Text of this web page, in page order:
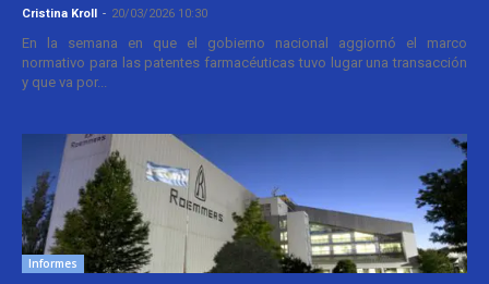
Cristina Kroll - 20/03/2026 10:30
En la semana en que el gobierno nacional aggiornó el marco
normativo para las patentes farmacéuticas tuvo lugar una transacción
y que va por...
Informes